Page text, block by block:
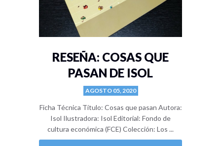
RESEÑA: COSAS QUE
PASAN DE ISOL
AGOSTO 05, 2020
Ficha Técnica Título: Cosas que pasan Autora:
Isol Ilustradora: Isol Editorial: Fondo de
cultura económica (FCE) Colección: Los ...